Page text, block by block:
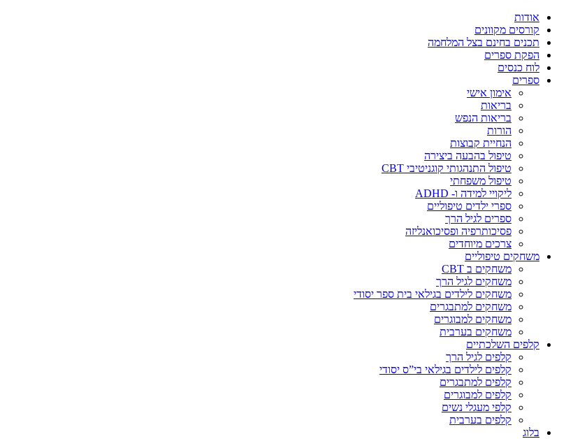
אודות
קורסים מקוונים
תכנים בחינם בצל המלחמה
הפקת ספרים
לוח כנסים
ספרים
אימון אישי
בריאות
בריאות הנפש
הורות
הנחיית קבוצות
טיפול בהבעה ביצירה
טיפול התנהגותי קוגניטיבי CBT
טיפול משפחתי
ליקויי למידה ו- ADHD
ספרי ילדים טיפוליים
ספרים לגיל הרך
פסיכותרפיה ופסיכואנליזה
צרכים מיוחדים
משחקים טיפוליים
משחקים ב CBT
משחקים לגיל הרך
משחקים לילדים בגילאי בית ספר יסודי
משחקים למתבגרים
משחקים למבוגרים
משחקים בערבית
קלפים השלכתיים
קלפים לגיל הרך
קלפים לילדים בגילאי בי”ס יסודי
קלפים למתבגרים
קלפים למבוגרים
קלפי מעגלי נשים
קלפים בערבית
בלוג